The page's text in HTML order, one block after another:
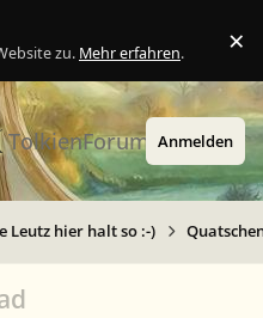
zu. Mehr erfahren. ×
TolkienForum Anmelden
Leutz hier halt so :-)